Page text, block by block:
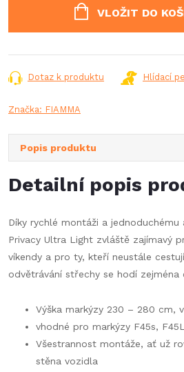
VLOŽIT DO
Dotaz k produktu Hlídací
Značka: FIAMMA
Popis produktu
Detailní popis
Díky rychlé montáži a
Privacy Ultra Light zvláště zajímavý
víkendy a pro ty, kteří neustále
odvětrávání střechy se hodí
Výška markýzy 230 – 280 cm,
vhodné pro markýzy F45s,
Všestrannost montáže, ať už
stěna vozidla